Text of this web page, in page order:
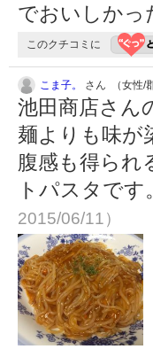
でおいしかっ
このクチコミに
こま子。 さん （女性/
池田商店さん
麺よりも味が
腹感も得ら
トパスタで
2015/06/11）